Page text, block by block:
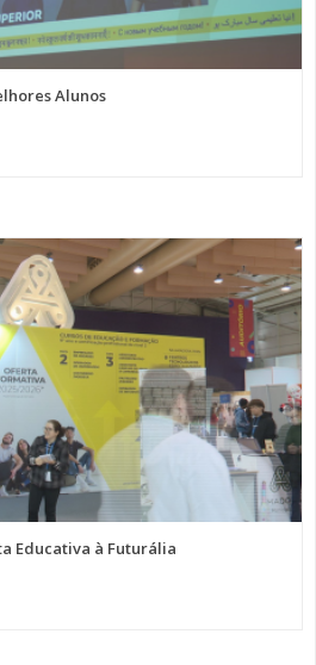
Alunos
Educativa à Futurália